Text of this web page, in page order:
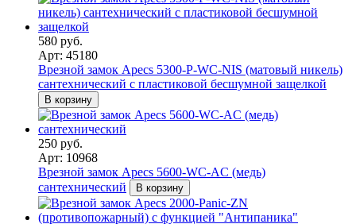
580 руб.
Арт: 45180
Врезной замок Apecs 5300-P-WC-NIS (матовый никель)
сантехнический с пластиковой бесшумной защелкой
В корзину
250 руб.
Арт: 10968
Врезной замок Apecs 5600-WC-AC (медь)
сантехнический
В корзину